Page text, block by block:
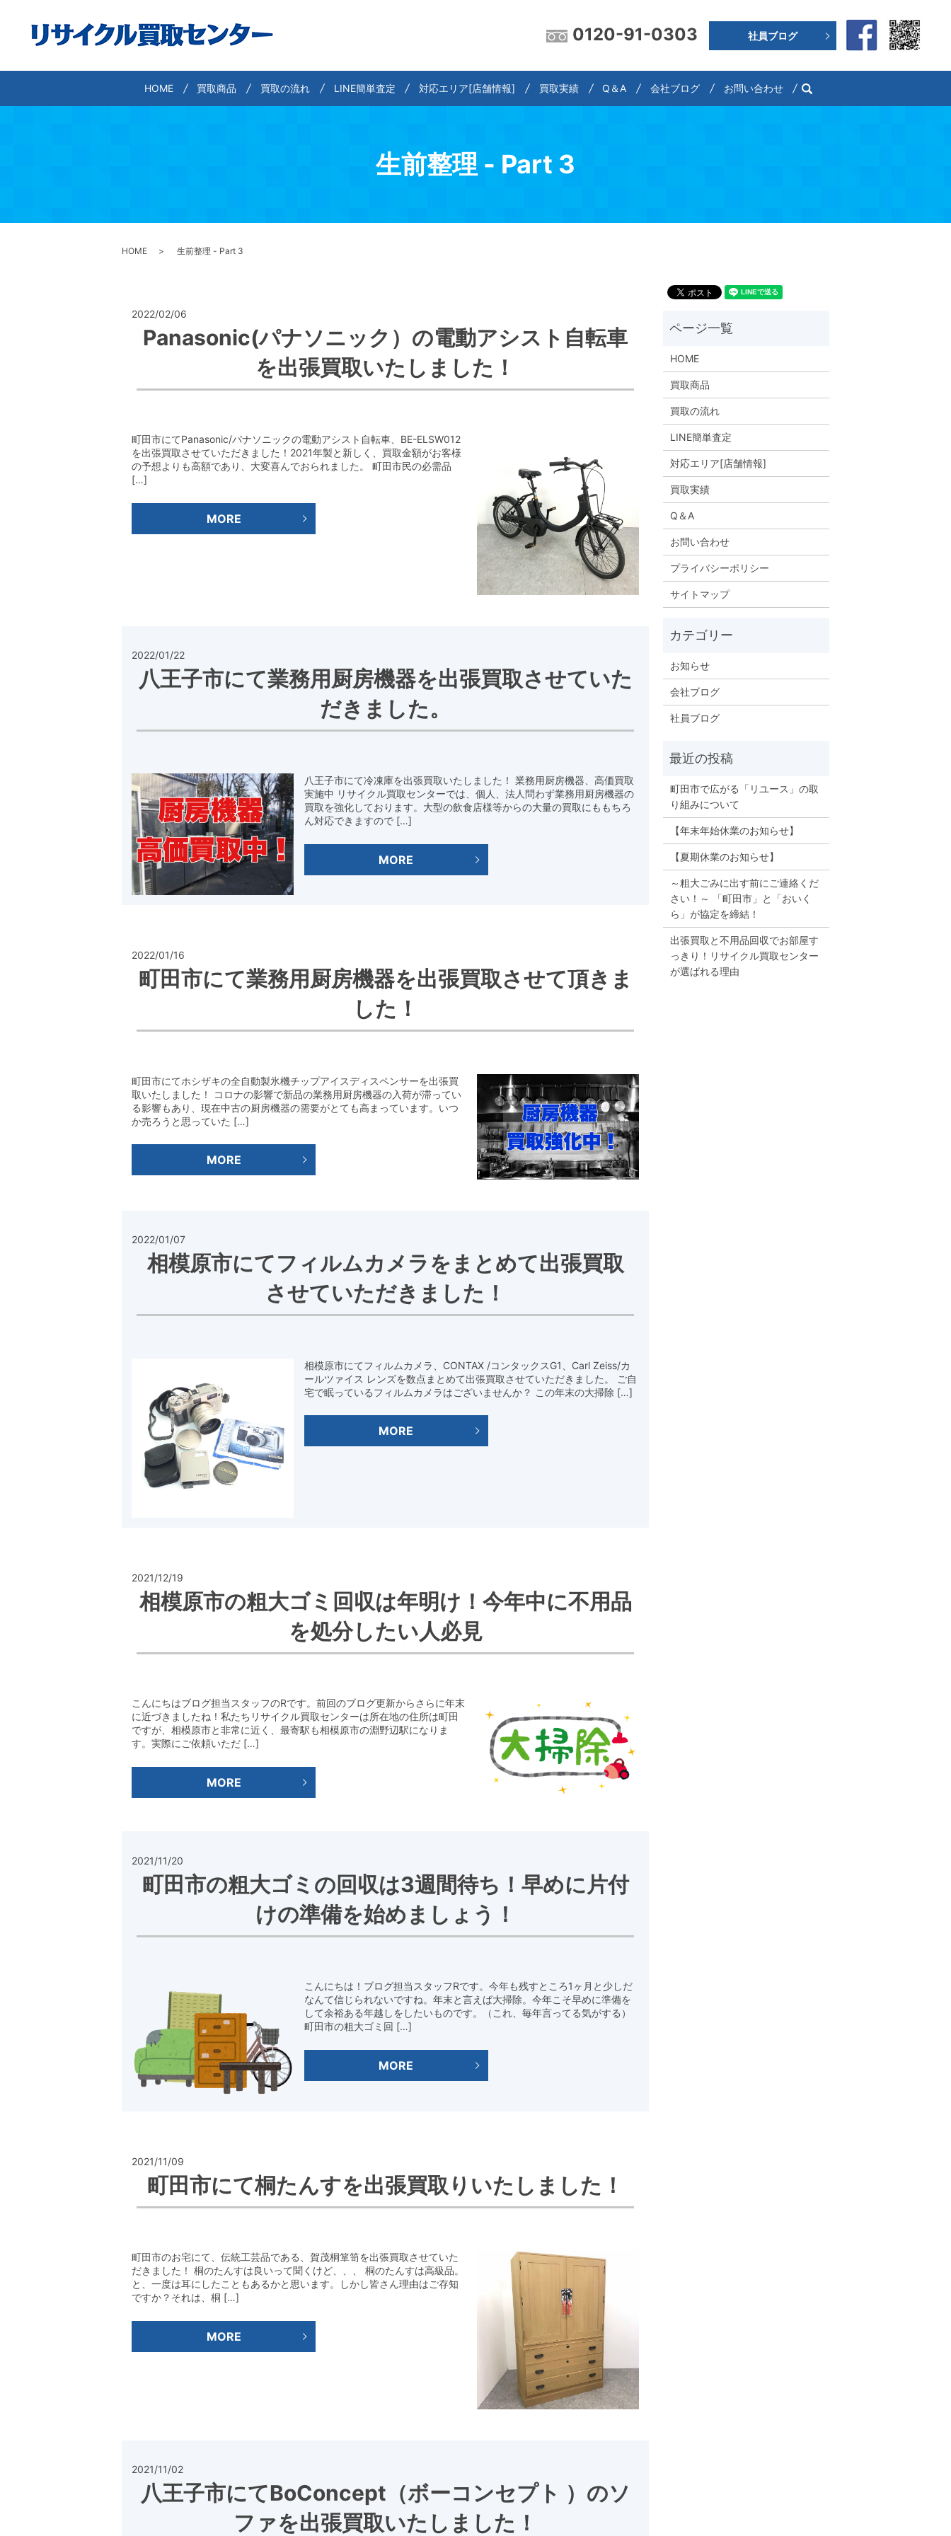
0120-91-0303
HOME 買取商品 買取の流れ LINE簡単査定 対応エリア[店舗情報] 買取実績 Q＆A 会社ブログ
社員ブログ
お問い合わせ search
生前整理 - Part 3
HOME 生前整理 - Part 3
2022/02/06
Panasonic(パナソニック）の電動アシスト自転車
を出張買取いたしました！
町田市にてPanasonic/パナソニックの電動アシスト自転車、BE-ELSW012
を出張買取させていただきました！2021年製と新しく、買取金額がお客様
の予想よりも高額であり、大変喜んでおられました。 町田市民の必需品
[…]
MORE
2022/01/22
八王子市にて業務用厨房機器を出張買取させていた
だきました。
八王子市にて冷凍庫を出張買取いたしました！ 業務用厨房機器、高価買取
実施中 リサイクル買取センターでは、個人、法人問わず業務用厨房機器の
買取を強化しております。大型の飲食店様等からの大量の買取にももちろ
ん対応できますので […]
MORE
2022/01/16
町田市にて業務用厨房機器を出張買取させて頂きま
した！
町田市にてホシザキの全自動製氷機チップアイスディスペンサーを出張買
取いたしました！ コロナの影響で新品の業務用厨房機器の入荷が滞ってい
る影響もあり、現在中古の厨房機器の需要がとても高まっています。いつ
か売ろうと思っていた […]
MORE
2022/01/07
相模原市にてフィルムカメラをまとめて出張買取
させていただきました！
相模原市にてフィルムカメラ、CONTAX /コンタックスG1、Carl Zeiss/カ
ールツァイス レンズを数点まとめて出張買取させていただきました。 ご自
宅で眠っているフィルムカメラはございませんか？ この年末の大掃除 […]
MORE
2021/12/19
相模原市の粗大ゴミ回収は年明け！今年中に不用品
を処分したい人必見
こんにちはブログ担当スタッフのRです。前回のブログ更新からさらに年末
に近づきましたね！私たちリサイクル買取センターは所在地の住所は町田
ですが、相模原市と非常に近く、最寄駅も相模原市の淵野辺駅になりま
す。実際にご依頼いただ […]
MORE
2021/11/20
町田市の粗大ゴミの回収は3週間待ち！早めに片付
けの準備を始めましょう！
こんにちは！ブログ担当スタッフRです。今年も残すところ1ヶ月と少しだ
なんて信じられないですね。年末と言えば大掃除。今年こそ早めに準備を
して余裕ある年越しをしたいものです。（これ、毎年言ってる気がする）
町田市の粗大ゴミ回 […]
MORE
2021/11/09
町田市にて桐たんすを出張買取りいたしました！
町田市のお宅にて、伝統工芸品である、賀茂桐箪笥を出張買取させていた
だきました！ 桐のたんすは良いって聞くけど、、、 桐のたんすは高級品。
と、一度は耳にしたこともあるかと思います。しかし皆さん理由はご存知
ですか？それは、桐 […]
MORE
2021/11/02
八王子市にてBoConcept（ボーコンセプト ）のソ
ファを出張買取いたしました！
HOME
買取商品
買取の流れ
LINE簡単査定
対応エリア[店舗情報]
買取実績
Q＆A
お問い合わせ
プライバシーポリシー
サイトマップ
お知らせ
会社ブログ
社員ブログ
町田市で広がる「リユース」の取
り組みについて
【年末年始休業のお知らせ】
【夏期休業のお知らせ】
～粗大ごみに出す前にご連絡くだ
さい！～ 「町田市」と「おいく
ら」が協定を締結！
出張買取と不用品回収でお部屋す
っきり！リサイクル買取センター
が選ばれる理由